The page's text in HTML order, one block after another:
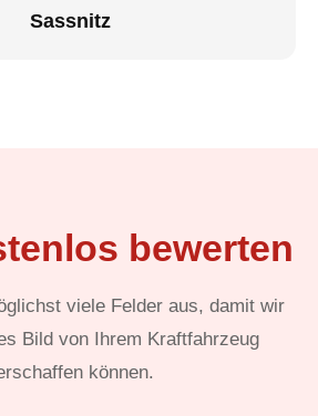
Sassnitz
bewerten
viele Felder aus, damit wir
Bild von Ihrem Kraftfahrzeug
können.